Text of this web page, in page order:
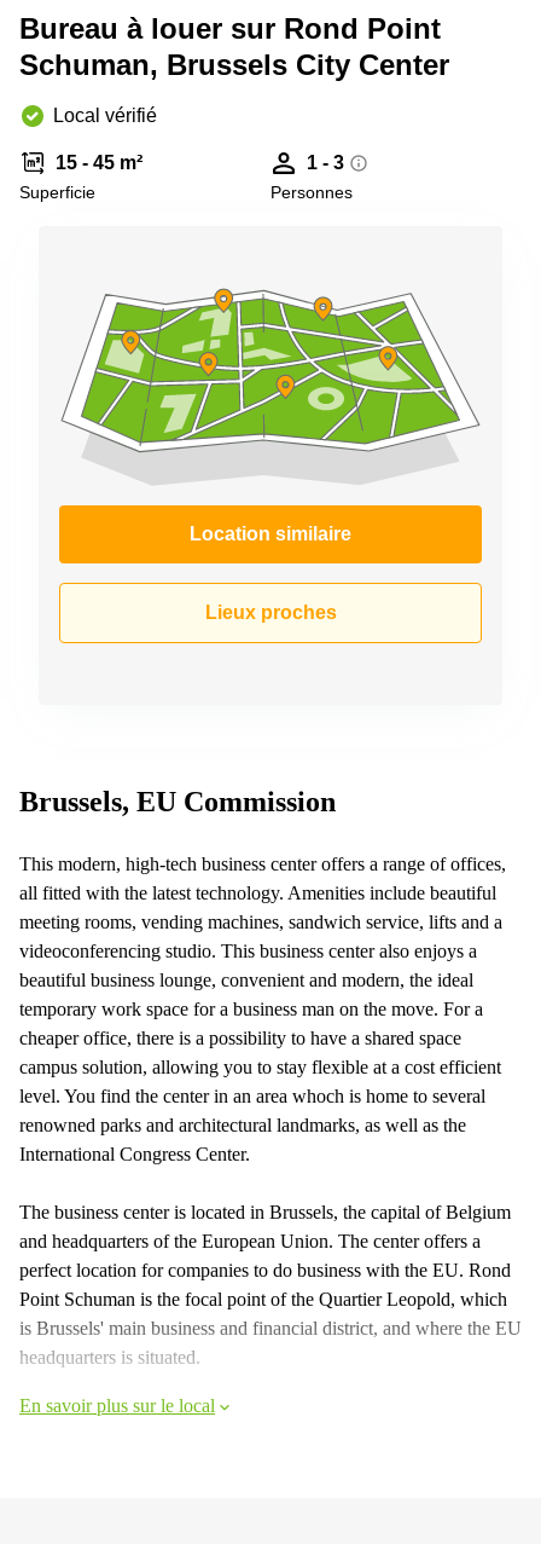
Bureau à louer sur Rond Point
Schuman, Brussels City Center
Local vérifié
15 - 45 m²
Superficie
1 - 3
Personnes
Location similaire
Lieux proches
Brussels, EU Commission
This modern, high-tech business center offers a range of offices,
all fitted with the latest technology. Amenities include beautiful
meeting rooms, vending machines, sandwich service, lifts and a
videoconferencing studio. This business center also enjoys a
beautiful business lounge, convenient and modern, the ideal
temporary work space for a business man on the move. For a
cheaper office, there is a possibility to have a shared space
campus solution, allowing you to stay flexible at a cost efficient
level. You find the center in an area whoch is home to several
renowned parks and architectural landmarks, as well as the
International Congress Center.
The business center is located in Brussels, the capital of Belgium
and headquarters of the European Union. The center offers a
perfect location for companies to do business with the EU. Rond
Point Schuman is the focal point of the Quartier Leopold, which
is Brussels' main business and financial district, and where the EU
headquarters is situated.
En savoir plus sur le local